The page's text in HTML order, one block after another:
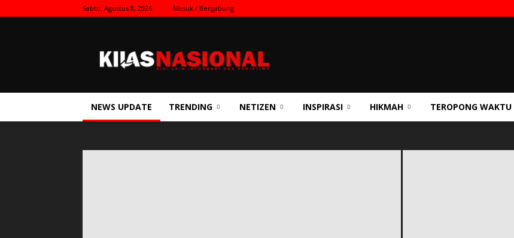
Sabtu, Agustus 8, 2026 Masuk / Bergabung
Nasional
NEWS UPDATE TRENDING NETIZEN INSPIRASI HIKMAH TEROPONG WAKTU